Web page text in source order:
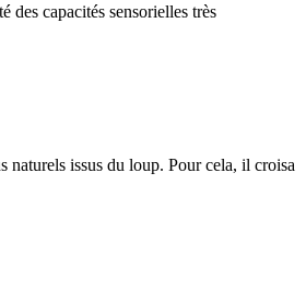
des capacités sensorielles très
naturels issus du loup. Pour cela, il croisa